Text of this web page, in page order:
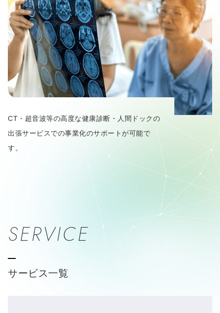
CT・超音波等の高度な健康診断・人間ドックの
出張サービスでの事業化のサポートが可能で
す。
SERVICE
サービス一覧